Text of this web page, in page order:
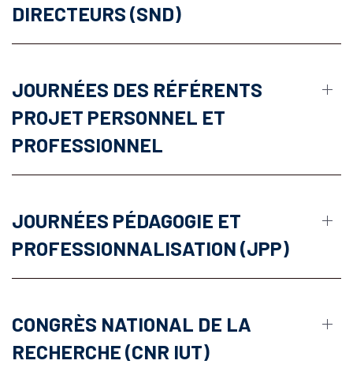
DIRECTEURS (SND)
JOURNÉES DES RÉFÉRENTS
PROJET PERSONNEL ET
PROFESSIONNEL
JOURNÉES PÉDAGOGIE ET
PROFESSIONNALISATION (JPP)
CONGRÈS NATIONAL DE LA
RECHERCHE (CNR IUT)